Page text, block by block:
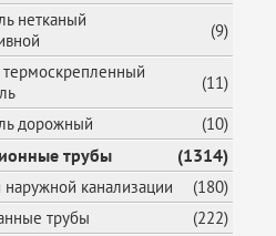
нетканый
(9)
(11)
дорожный
(10)
трубы (1314)
канализации
(180)
трубы
(222)